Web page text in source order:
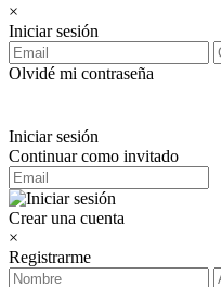
×
Iniciar sesión
Olvidé mi contraseña
Iniciar sesión
Continuar como invitado
Crear una cuenta
×
Registrarme